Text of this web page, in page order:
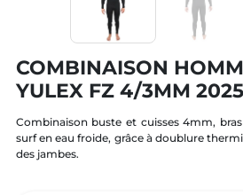
COMBINAISON
YULEX FZ 4/3MM 2025
Combinaison buste et cuisses 4mm,
surf en eau froide, grâce à doublure
des jambes.